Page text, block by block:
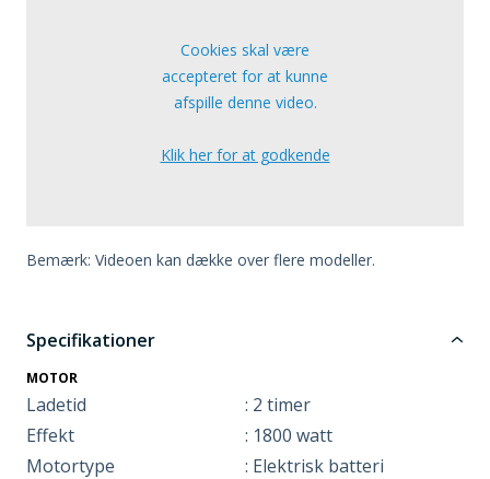
Cookies skal være
accepteret for at kunne
afspille denne video.
Klik her for at godkende
Bemærk: Videoen kan dække over flere modeller.
Specifikationer
MOTOR
Ladetid
: 2 timer
Effekt
: 1800 watt
Motortype
: Elektrisk batteri